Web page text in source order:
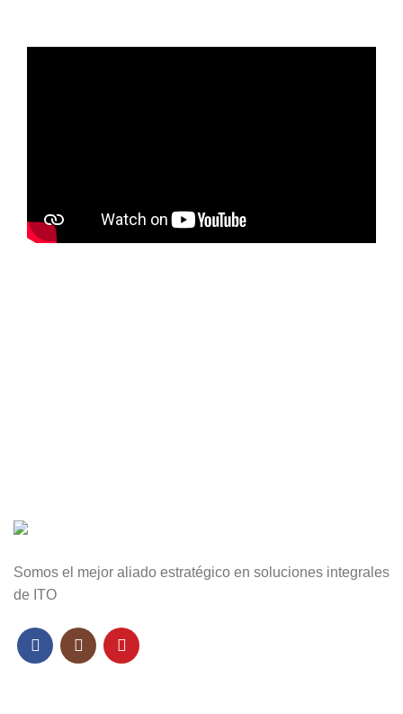
Somos el mejor aliado estratégico en soluciones integrales
de ITO